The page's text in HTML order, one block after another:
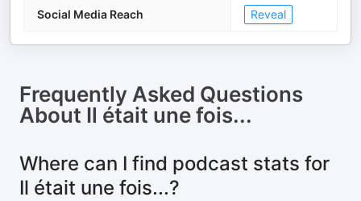
Social Media Reach Reveal
Frequently Asked Questions
About Il était une fois...
Where can I find podcast stats for
Il était une fois...?